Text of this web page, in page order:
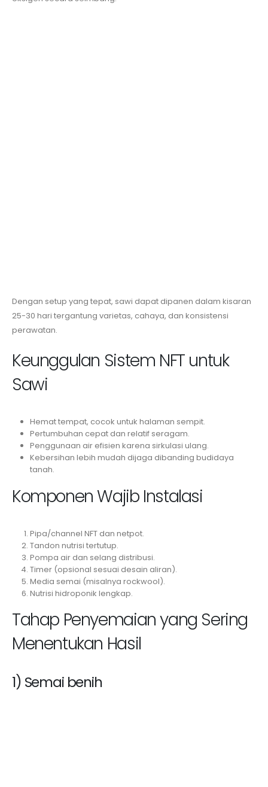
Dengan setup yang tepat, sawi dapat dipanen dalam kisaran
25-30 hari tergantung varietas, cahaya, dan konsistensi
perawatan.
Keunggulan Sistem NFT untuk
Sawi
Hemat tempat, cocok untuk halaman sempit.
Pertumbuhan cepat dan relatif seragam.
Penggunaan air efisien karena sirkulasi ulang.
Kebersihan lebih mudah dijaga dibanding budidaya
tanah.
Komponen Wajib Instalasi
Pipa/channel NFT dan netpot.
Tandon nutrisi tertutup.
Pompa air dan selang distribusi.
Timer (opsional sesuai desain aliran).
Media semai (misalnya rockwool).
Nutrisi hidroponik lengkap.
Tahap Penyemaian yang Sering
Menentukan Hasil
1) Semai benih